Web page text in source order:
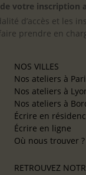
votre
d’accès et les
prendre en
NOS VILLES
Nos ateliers à
Nos ateliers à
Nos ateliers à
Écrire en
Écrire en ligne
Où nous trouver ?
RETROUVEZ